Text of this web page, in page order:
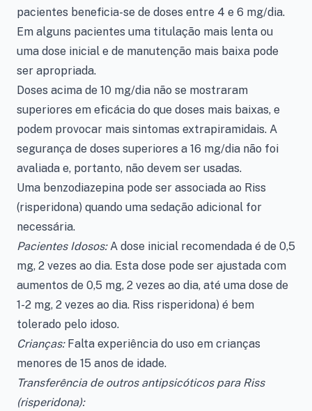
pacientes beneficia-se de doses entre 4 e 6 mg/dia.
Em alguns pacientes uma titulação mais lenta ou
uma dose inicial e de manutenção mais baixa pode
ser apropriada.
Doses acima de 10 mg/dia não se mostraram
superiores em eficácia do que doses mais baixas, e
podem provocar mais sintomas extrapiramidais. A
segurança de doses superiores a 16 mg/dia não foi
avaliada e, portanto, não devem ser usadas.
Uma benzodiazepina pode ser associada ao Riss
(risperidona) quando uma sedação adicional for
necessária.
Pacientes Idosos:A dose inicial recomendada é de 0,5
mg, 2 vezes ao dia. Esta dose pode ser ajustada com
aumentos de 0,5 mg, 2 vezes ao dia, até uma dose de
1-2 mg, 2 vezes ao dia. Riss risperidona) é bem
tolerado pelo idoso.
Crianças: Falta experiência do uso em crianças
menores de 15 anos de idade.
Transferência de outros antipsicóticos para Riss
(risperidona):